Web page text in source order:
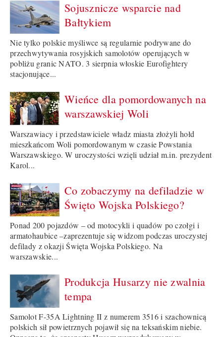
Sojusznicze wsparcie nad
Bałtykiem
Nie tylko polskie myśliwce są regularnie podrywane do
przechwytywania rosyjskich samolotów operujących w
pobliżu granic NATO. 3 sierpnia włoskie Eurofightery
stacjonujące...
Wieńce dla pomordowanych na
warszawskiej Woli
Warszawiacy i przedstawiciele władz miasta złożyli hołd
mieszkańcom Woli pomordowanym w czasie Powstania
Warszawskiego. W uroczystości wzięli udział m.in. prezydent
Karol...
Co zobaczymy na defiladzie w
Święto Wojska Polskiego?
Ponad 200 pojazdów – od motocykli i quadów po czołgi i
armatohaubice –zaprezentuje się widzom podczas uroczystej
defilady z okazji Święta Wojska Polskiego. Na
warszawskie...
Produkcja Husarzy nie zwalnia
tempa
Samolot F-35A Lightning II z numerem 3516 i szachownicą
polskich sił powietrznych pojawił się na teksańskim niebie.